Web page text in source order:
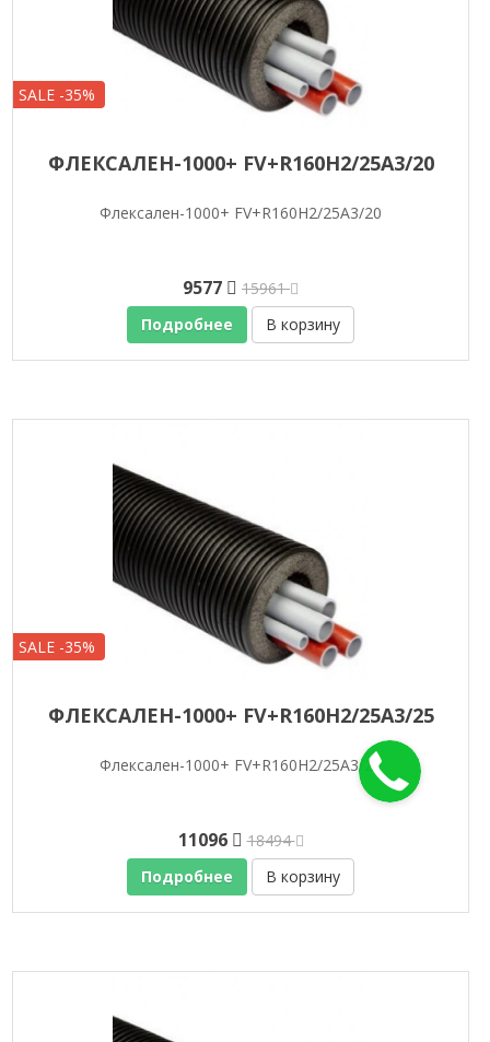
SALE -35%
ФЛЕКСАЛЕН-1000+ FV+R160H2/25A3/20
Флексален-1000+ FV+R160H2/25A3/20
9577
15961
Подробнее
В корзину
SALE -35%
ФЛЕКСАЛЕН-1000+ FV+R160H2/25A3/25
Флексален-1000+ FV+R160H2/25A3/25
11096
18494
Подробнее
В корзину